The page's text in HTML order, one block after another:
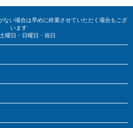
い場合は早めに終業させていただく場合もござ
います
曜日・日曜日・祝日